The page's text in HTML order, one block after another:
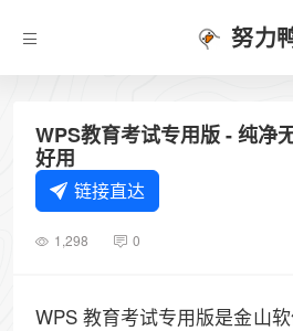
努力
WPS教育考试专用版 - 纯净
好用
链接直达
1,298 0
WPS 教育考试专用版是金山